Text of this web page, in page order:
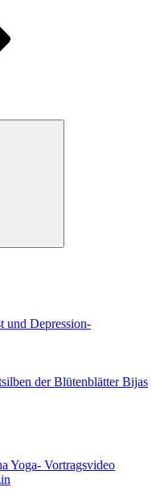
und Depression-
der Blütenblätter Bijas
Yoga- Vortragsvideo